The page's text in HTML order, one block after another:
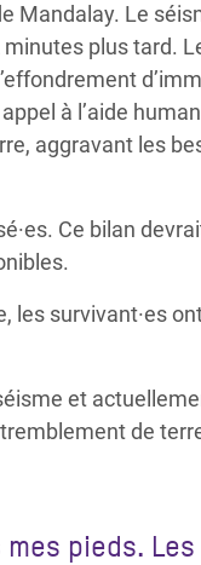
Mandalay. Le
plus tard.
à l’aide
aggravant les
Ce bilan
survivant·es
et
de
pieds.